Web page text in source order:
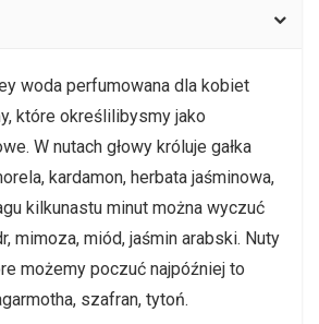
woda perfumowana dla kobiet
które określilibysmy jako
W nutach głowy króluje gałka
kardamon, herbata jaśminowa,
kilkunastu minut można wyczuć
mimoza, miód, jaśmin arabski. Nuty
możemy poczuć najpóźniej to
szafran, tytoń.